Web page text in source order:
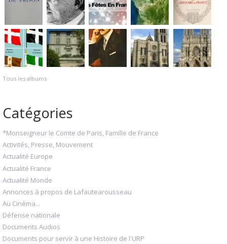
Tous les albums
Catégories
*Monseigneur le Comte de Paris, Famille de France
Activités, Presse, Mouvement
Actualité Europe
Actualité France
Actualité Monde
Annonces à propos de Lafautearousseau
Au Cinéma...
Défense nationale
Documents Audios
Documents pour servir à une Histoire de l'URP